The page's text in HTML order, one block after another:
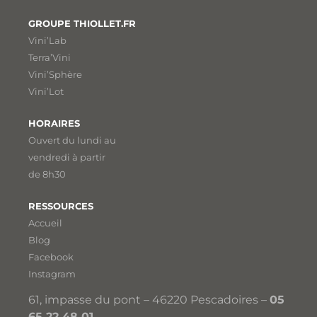
GROUPE THIOLLET.FR
Vini’Lab
Terra’Vini
Vini’Sphère
Vini’Lot
HORAIRES
Ouvert du lundi au
vendredi à partir
de 8h30
RESSOURCES
Accueil
Blog
Facebook
Instagram
61, impasse du pont – 46220 Pescadoires – 05